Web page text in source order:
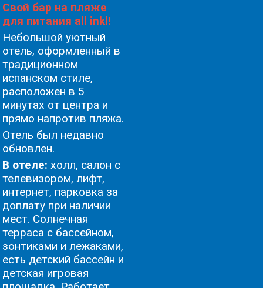
Свой бар на пляже
для питания all inkl!
Небольшой уютный
отель, оформленный в
традиционном
испанском стиле,
расположен в 5
минутах от центра и
прямо напротив пляжа.
Oтель был недавно
обновлен.
В отеле: холл, салон с
телевизором, лифт,
интернет, парковка за
доплату при наличии
мест. Солнечная
терраса с бассейном,
зонтиками и лежаками,
есть детский бассейн и
детская игровая